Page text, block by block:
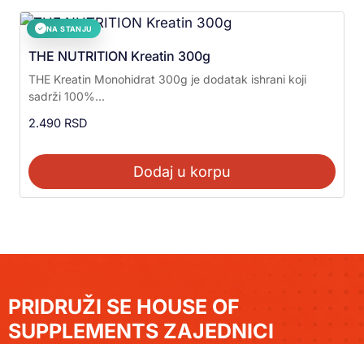
✓ NA STANJU
THE NUTRITION Kreatin 300g
THE Kreatin Monohidrat 300g je dodatak ishrani koji
sadrži 100%...
2.490 RSD
Dodaj u korpu
PRIDRUŽI SE HOUSE OF
SUPPLEMENTS ZAJEDNICI